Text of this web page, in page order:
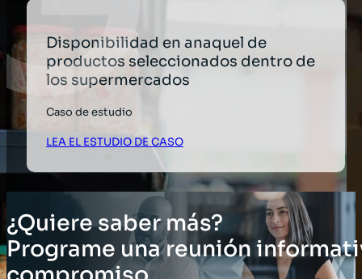
Disponibilidad en anaquel de
productos seleccionados dentro de
los supermercados
Caso de estudio
LEA EL ESTUDIO DE CASO
¿Quiere saber más?
Programe una reunión